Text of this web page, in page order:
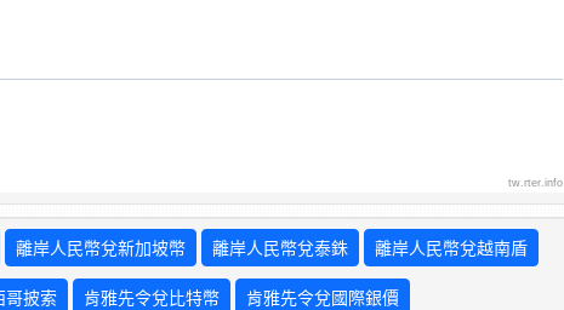
tw.rter.info
離岸人民幣兌新加坡幣 離岸人民幣兌泰銖 離岸人民幣兌越南盾
哥披索 肯雅先令兌比特幣 肯雅先令兌國際銀價